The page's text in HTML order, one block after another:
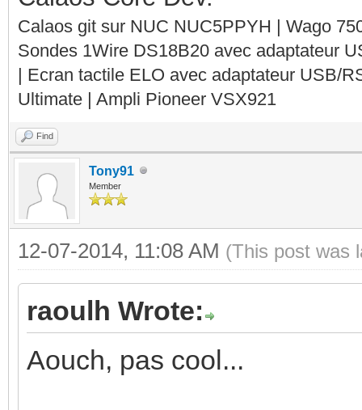
Calaos git sur NUC NUC5PPYH | Wago
Sondes 1Wire DS18B20 avec adaptateur
| Ecran tactile ELO avec adaptateur USB/
Ultimate | Ampli Pioneer VSX921
Find
Tony91
Member
12-07-2014, 11:08 AM (This post was
raoulh Wrote:
Aouch, pas cool...